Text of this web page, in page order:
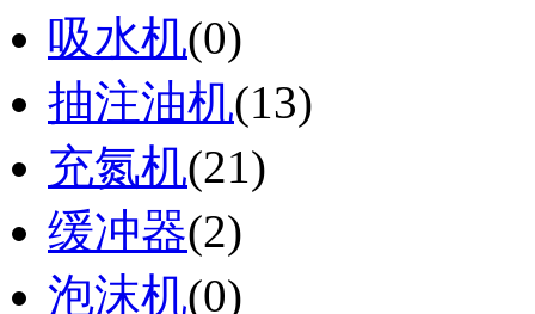
吸水机(0)
抽注油机(13)
充氮机(21)
缓冲器(2)
泡沫机(0)